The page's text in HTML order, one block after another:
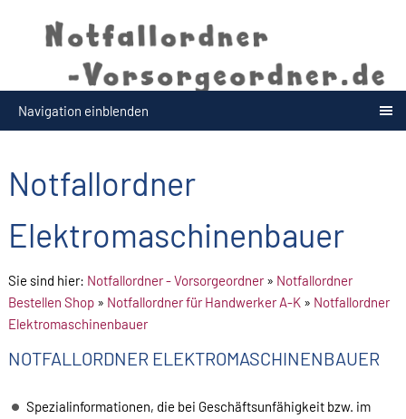
Navigation einblenden
Notfallordner
Elektromaschinenbauer
Sie sind hier: Notfallordner - Vorsorgeordner» Notfallordner
Bestellen Shop » Notfallordner für Handwerker A-K » Notfallordner
Elektromaschinenbauer
NOTFALLORDNER ELEKTROMASCHINENBAUER
Spezialinformationen, die bei Geschäftsunfähigkeit bzw. im